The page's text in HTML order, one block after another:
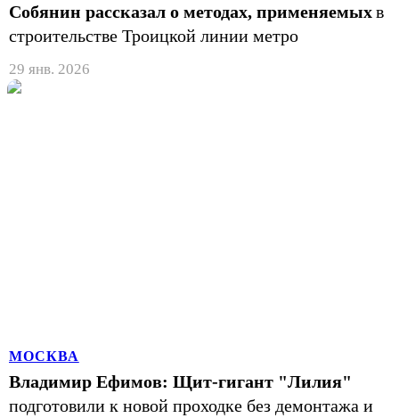
Собянин рассказал о методах, применяемыхв
строительстве Троицкой линии метро
29 янв. 2026
МОСКВА
Владимир Ефимов: Щит-гигант "Лилия"
подготовили к новой проходке без демонтажа и